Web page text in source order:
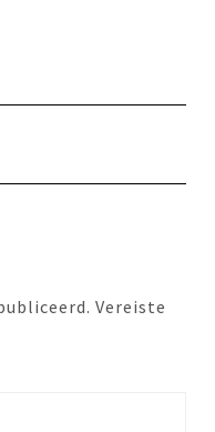
Vereiste